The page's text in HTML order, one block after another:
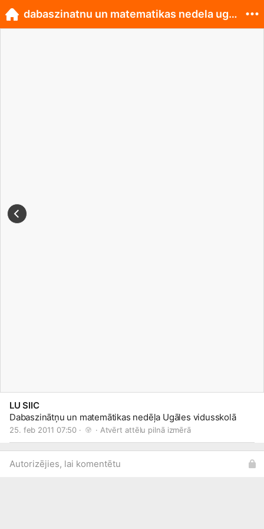
LU SIIC
Dabaszinātņu un matemātikas nedēļa Ugāles vidusskolā
25. feb 2011 07:50 · · Atvērt attēlu pilnā izmērā
Autorizējies, lai komentētu
dabaszinatnu un matematikas nedela ugale